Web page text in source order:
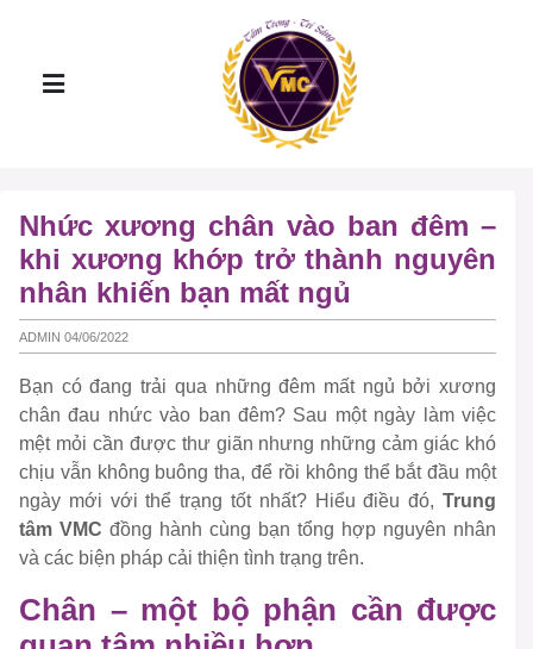
Nhức xương chân vào ban đêm –
khi xương khớp trở thành nguyên
nhân khiến bạn mất ngủ
ADMIN 04/06/2022
Bạn có đang trải qua những đêm mất ngủ bởi xương
chân đau nhức vào ban đêm? Sau một ngày làm việc
mệt mỏi cần được thư giãn nhưng những cảm giác khó
chịu vẫn không buông tha, để rồi không thể bắt đầu một
ngày mới với thể trạng tốt nhất? Hiểu điều đó, Trung
tâm VMC đồng hành cùng bạn tổng hợp nguyên nhân
và các biện pháp cải thiện tình trạng trên.
Chân – một bộ phận cần được